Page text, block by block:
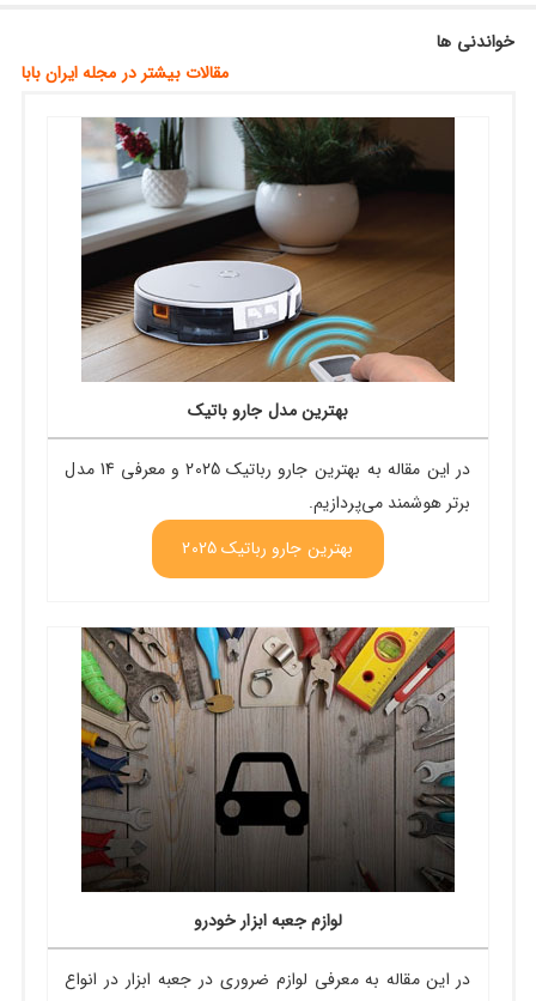
خواندنی ها
مقالات بیشتر در مجله ایران بابا
بهترین مدل جارو باتیک
در این مقاله به بهترین جارو رباتیک 2025 و معرفی 14 مدل
برتر هوشمند می‌پردازیم.
بهترین جارو رباتیک 2025
لوازم جعبه ابزار خودرو
در این مقاله به معرفی لوازم ضروری در جعبه ابزار در انواع